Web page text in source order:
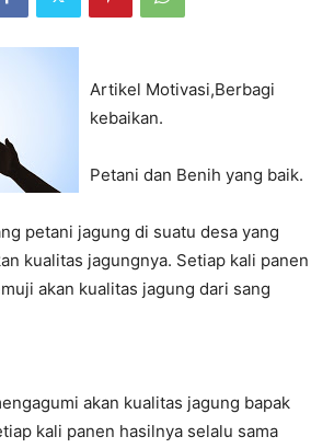
Artikel Motivasi,Berbagi
kebaikan.
Petani dan Benih yang baik.
petani jagung di suatu desa yang
kualitas jagungnya. Setiap kali panen
akan kualitas jagung dari sang
akan kualitas jagung bapak
kali panen hasilnya selalu sama